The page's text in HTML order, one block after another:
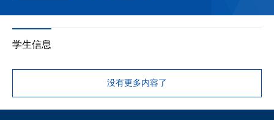
学生信息
没有更多内容了